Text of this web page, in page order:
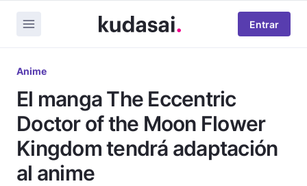
Entrar
Anime
El manga The Eccentric
Doctor of the Moon Flower
Kingdom tendrá adaptación
al anime